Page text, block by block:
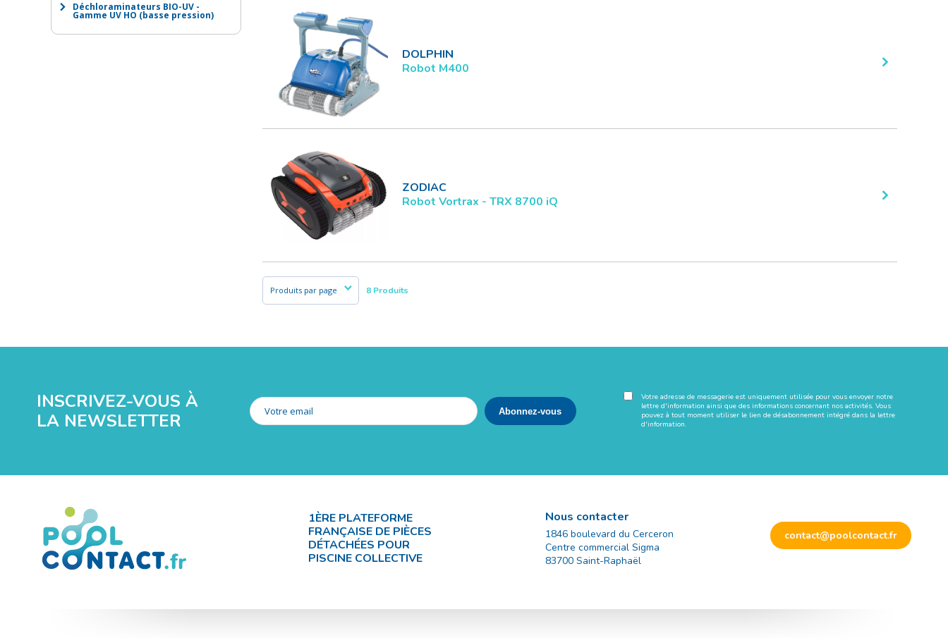
Déchloraminateurs BIO-UV -
Gamme UV HO (basse pression)
DOLPHIN
Robot M400
ZODIAC
Robot Vortrax - TRX 8700 iQ
8 Produits
INSCRIVEZ-VOUS À
LA NEWSLETTER
Votre adresse de messagerie est uniquement utilisée pour vous envoyer notre
lettre d'information ainsi que des informations concernant nos activités. Vous
pouvez à tout moment utiliser le lien de désabonnement intégré dans la lettre
d'information.
1ÈRE PLATEFORME
FRANÇAISE DE PIÈCES
DÉTACHÉES POUR
PISCINE COLLECTIVE
Nous contacter
1846 boulevard du Cerceron
Centre commercial Sigma
83700 Saint-Raphaël
contact@poolcontact.fr